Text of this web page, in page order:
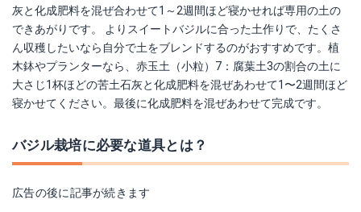
灰と化成肥料を混ぜ合わせて1～2週間ほど寝かせれば専用の土の
できあがりです。 よりスイートバジルに合った土作りで、たくさ
ん収穫したいなら自分で土をブレンドするのがおすすめです。植
木鉢やプランターなら、赤玉土（小粒）7：腐葉土3の割合の土に
大さじ1杯ほどの苦土石灰と化成肥料を混ぜあわせて1〜2週間ほど
寝かせてください。最後に化成肥料を混ぜあわせて完成です。
バジル栽培に必要な道具とは？
広告の後に記事が続きます